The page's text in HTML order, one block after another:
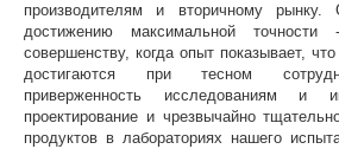
производителям и вторичному рынку.
достижению максимальной
совершенству, когда опыт показывает,
достигаются при тесном
приверженность исследованиям и
проектирование и чрезвычайно
продуктов в лабораториях нашего